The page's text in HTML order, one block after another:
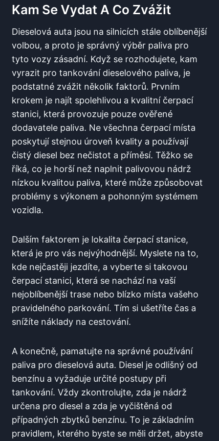
⁤Kam Se Vydat⁣ A Co ⁤zvážit
Dieselová auta jsou na silnicích ‌stále ⁢oblíbenější
volbou, a proto je správný⁢ výběr​ paliva pro⁤
tyto vozy zásadní. Když se rozhodujete, kam
‍vyrazit ⁣pro⁣ tankování dieselového paliva, je
⁢podstatné zvážit několik faktorů. Prvním⁤
krokem je⁣ najít spolehlivou a ‌kvalitní čerpací
stanici, která provozuje pouze ověřené
dodavatele paliva. ‌Ne všechna čerpací místa
poskytují stejnou úroveň‍ kvality a ‍používají
čistý diesel bez nečistot ​a příměsí. Těžko‍ se
říká, ‌co ‌je horší než naplnit palivovou nádrž
nízkou kvalitou⁣ paliva, které může způsobovat ​
problémy s výkonem a pohonným systémem ​
vozidla.⁣
Dalším faktorem je lokalita čerpací stanice,
⁢která ‌je ​pro ‌vás‌ nejvýhodnější. Myslete na to,
kde nejčastěji jezdíte, a vyberte si ⁢takovou‍
čerpací⁢ stanici, která​ se nachází na vaší
⁤nejoblíbenější trase nebo blízko místa ‌vašeho​
pravidelného parkování. Tím si ušetříte čas a
snížíte náklady ⁣na⁣ cestování.
A konečně,⁤ pamatujte na správné ‌používání
paliva pro dieselová auta. ​Diesel je odlišný od
benzínu​ a vyžaduje určité ‍postupy při
⁣tankování. Vždy​ zkontrolujte, ‍zda‍ je nádrž
určena ‌pro diesel a zda je‌ vyčištěná od
případných ‍zbytků benzínu. To​ je ⁣základním
pravidlem, kterého‌ byste se⁤ měli držet, abyste